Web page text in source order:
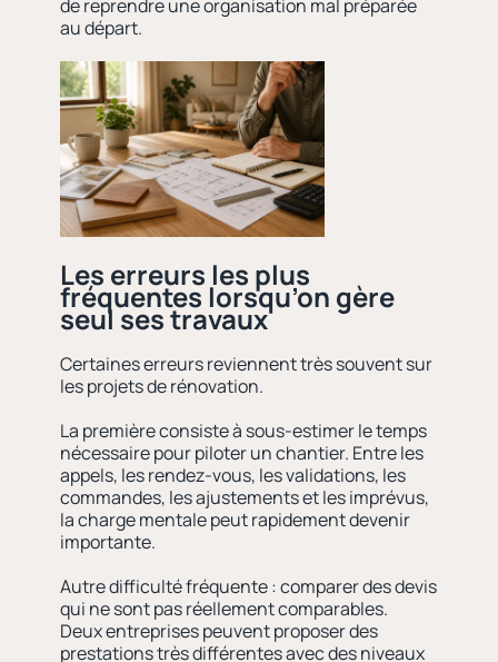
de reprendre une organisation mal préparée
au départ.
Les erreurs les plus
fréquentes lorsqu’on gère
seul ses travaux
Certaines erreurs reviennent très souvent sur
les projets de rénovation.
La première consiste à sous-estimer le temps
nécessaire pour piloter un chantier. Entre les
appels, les rendez-vous, les validations, les
commandes, les ajustements et les imprévus,
la charge mentale peut rapidement devenir
importante.
Autre difficulté fréquente : comparer des devis
qui ne sont pas réellement comparables.
Deux entreprises peuvent proposer des
prestations très différentes avec des niveaux